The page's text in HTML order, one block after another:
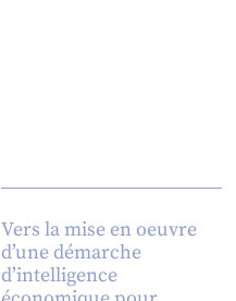
Vers la mise en oeuvre
d’une démarche
d’intelligence